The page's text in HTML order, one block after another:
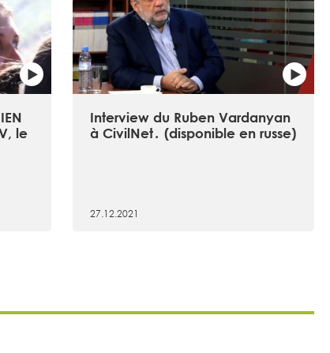
le
Interview du Ruben Vardanyan
à CivilNet․ (disponible en russe)
27.12.2021